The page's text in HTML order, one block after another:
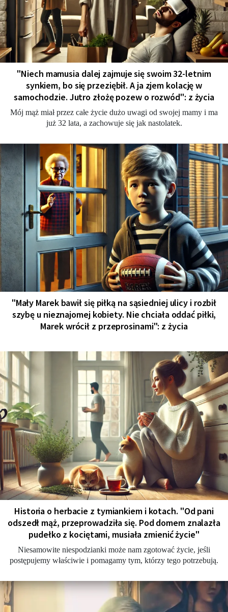
"Niech mamusia dalej zajmuje się swoim 32-letnim
synkiem, bo się przeziębił. A ja zjem kolację w
samochodzie. Jutro złożę pozew o rozwód": z życia
Mój mąż miał przez całe życie dużo uwagi od swojej mamy i ma
już 32 lata, a zachowuje się jak nastolatek.
"Mały Marek bawił się piłką na sąsiedniej ulicy i rozbił
szybę u nieznajomej kobiety. Nie chciała oddać piłki,
Marek wrócił z przeprosinami": z życia
Historia o herbacie z tymiankiem i kotach. "Od pani
odszedł mąż, przeprowadziła się. Pod domem znalazła
pudełko z kociętami, musiała zmienić życie"
Niesamowite niespodzianki może nam zgotować życie, jeśli
postępujemy właściwie i pomagamy tym, którzy tego potrzebują.